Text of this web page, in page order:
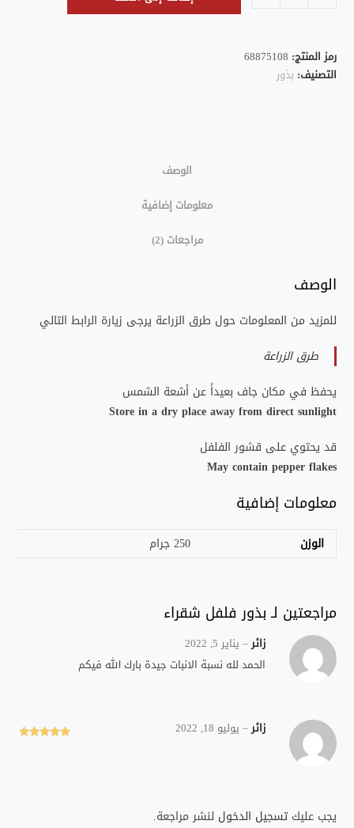
شقراء
رمز المنتج: 68875108
التصنيف: بذور
الوصف
معلومات إضافية
مراجعات (2)
الوصف
للمزيد من المعلومات حول طرق الزراعة يرجى زيارة الرابط التالي
طرق الزراعة
يحفظ في مكان جاف بعيداً عن أشعة الشمس
Store in a dry place away from direct sunlight
قد يحتوي على قشور الفلفل
May contain pepper flakes
معلومات إضافية
الوزن 250 جرام
مراجعتين لـبذور فلفل شقراء
زائر– يناير 5, 2022
الحمد لله نسبة الانبات جيدة بارك الله فيكم
زائر– يوليو 18, 2022
يجب عليكتسجيل الدخول لنشر مراجعة.